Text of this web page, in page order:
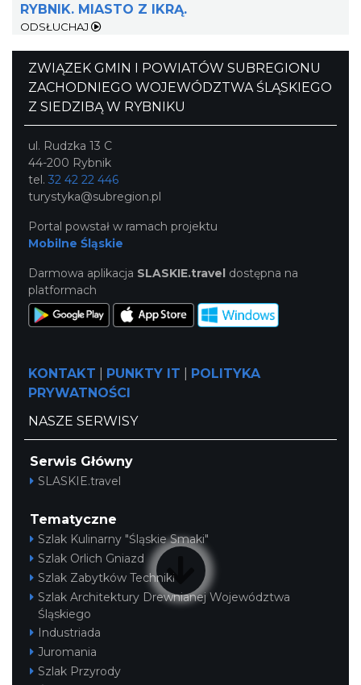
RYBNIK. MIASTO Z IKRĄ.
ODSŁUCHAJ
ZWIĄZEK GMIN I POWIATÓW SUBREGIONU
ZACHODNIEGO WOJEWÓDZTWA ŚLĄSKIEGO
Z SIEDZIBĄ W RYBNIKU
ul. Rudzka 13 C
44-200 Rybnik
tel. 32 42 22 446
turystyka@subregion.pl
Portal powstał w ramach projektu
Mobilne Śląskie
Darmowa aplikacja SLASKIE.travel dostępna na
platformach
KONTAKT PUNKTY IT
POLITYKA
PRYWATNOŚCI
NASZE SERWISY
Serwis Główny
SLASKIE.travel
Tematyczne
Szlak Kulinarny "Śląskie Smaki"
Szlak Orlich Gniazd
Szlak Zabytków Techniki
Szlak Architektury Drewnianej Województwa
Śląskiego
Industriada
Juromania
Szlak Przyrody